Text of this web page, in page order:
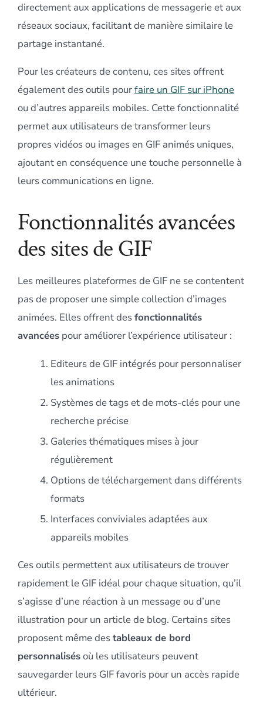
directement aux applications de messagerie et aux
réseaux sociaux, facilitant de manière similaire le
partage instantané.
Pour les créateurs de contenu, ces sites offrent
également des outils pourfaire un GIF sur iPhone
ou d’autres appareils mobiles. Cette fonctionnalité
permet aux utilisateurs de transformer leurs
propres vidéos ou images en GIF animés uniques,
ajoutant en conséquence une touche personnelle à
leurs communications en ligne.
Fonctionnalités avancées
des sites de GIF
Les meilleures plateformes de GIF ne se contentent
pas de proposer une simple collection d’images
animées. Elles offrent desfonctionnalités
avancéespour améliorer l’expérience utilisateur :
Editeurs de GIF intégrés pour personnaliser
les animations
Systèmes de tags et de mots-clés pour une
recherche précise
Galeries thématiques mises à jour
régulièrement
Options de téléchargement dans différents
formats
Interfaces conviviales adaptées aux
appareils mobiles
Ces outils permettent aux utilisateurs de trouver
rapidement le GIF idéal pour chaque situation, qu’il
s’agisse d’une réaction à un message ou d’une
illustration pour un article de blog. Certains sites
proposent même destableaux de bord
personnalisésoù les utilisateurs peuvent
sauvegarder leurs GIF favoris pour un accès rapide
ultérieur.